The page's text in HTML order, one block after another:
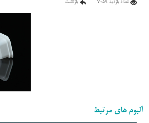
تعداد بازدید 7059 بازگشت
آلبوم های مرتبط